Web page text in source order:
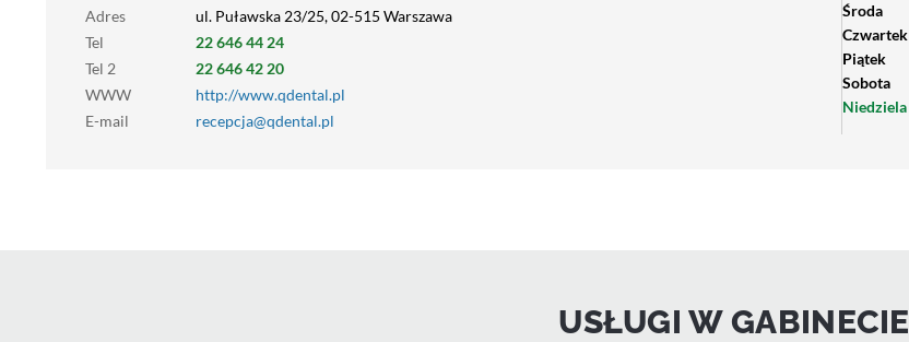
Adres
ul. Puławska 23/25, 02-515 Warszawa
Tel
22 646 44 24
Tel 2
22 646 42 20
WWW
http://www.qdental.pl
E-mail
recepcja@qdental.pl
Środa
Czwartek
Piątek
Sobota
Niedziela
USŁUGI W GABINECIE